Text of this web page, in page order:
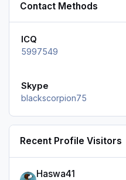
Contact Methods
ICQ
5997549
Skype
blackscorpion75
Recent Profile Visitors
Haswa41